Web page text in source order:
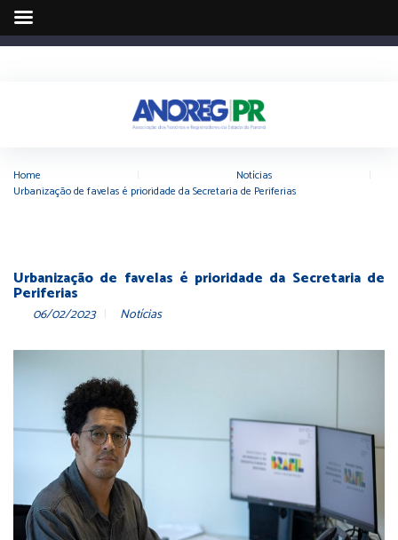
Home Notícias
Urbanização de favelas é prioridade da Secretaria de Periferias
Urbanização de favelas é prioridade da Secretaria de
Periferias
06/02/2023 Notícias